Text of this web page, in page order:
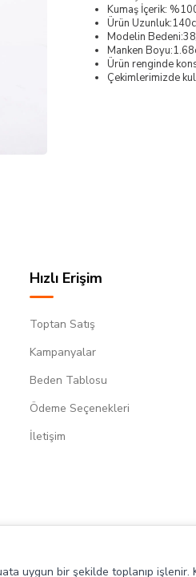
Kumaş İçerik:
Ürün
Modelin
Manken
Ürün renginde
Çekimlerimizde
Hızlı Erişim
Toptan Satış
Kampanyalar
Beden Tablosu
Ödeme Seçenekleri
İletişim
uygun bir şekilde toplanıp işlenir.